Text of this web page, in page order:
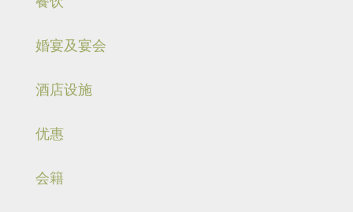
婚宴及宴会
酒店设施
优惠
会籍